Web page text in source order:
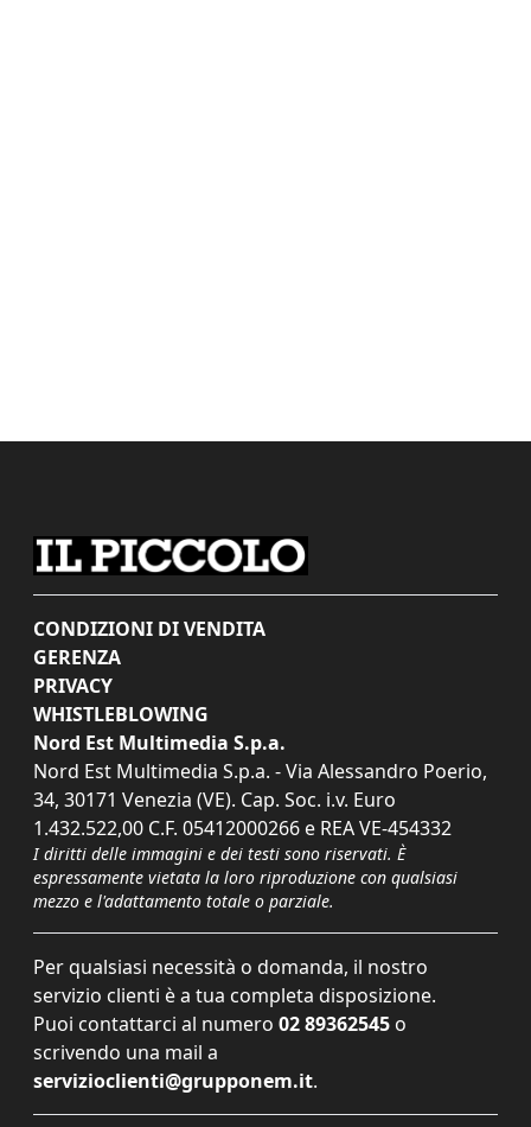
CONDIZIONI DI VENDITA
GERENZA
PRIVACY
WHISTLEBLOWING
Nord Est Multimedia S.p.a.
Nord Est Multimedia S.p.a. - Via Alessandro Poerio,
34, 30171 Venezia (VE). Cap. Soc. i.v. Euro
1.432.522,00 C.F. 05412000266 e REA VE-454332
I diritti delle immagini e dei testi sono riservati. È
espressamente vietata la loro riproduzione con qualsiasi
mezzo e l'adattamento totale o parziale.
Per qualsiasi necessità o domanda, il nostro
servizio clienti è a tua completa disposizione.
Puoi contattarci al numero 02 89362545 o
scrivendo una mail a
servizioclienti@grupponem.it.